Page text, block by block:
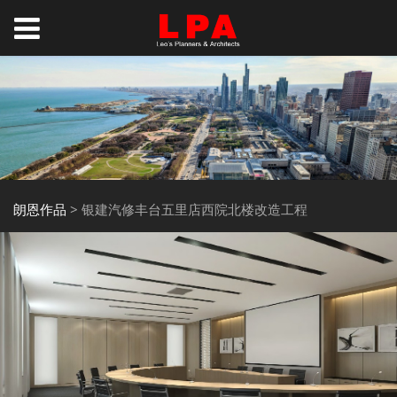
朗恩作品 >银建汽修丰台五里店西院北楼改造工程